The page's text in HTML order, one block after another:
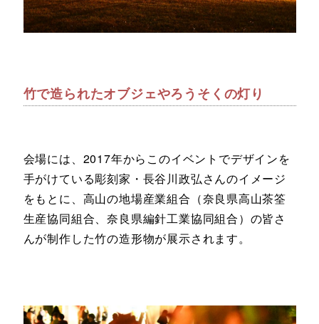
竹で造られたオブジェやろうそくの灯り
会場には、2017年からこのイベントでデザインを
手がけている彫刻家・長谷川政弘さんのイメージ
をもとに、高山の地場産業組合（奈良県高山茶筌
生産協同組合、奈良県編針工業協同組合）の皆さ
んが制作した竹の造形物が展示されます。